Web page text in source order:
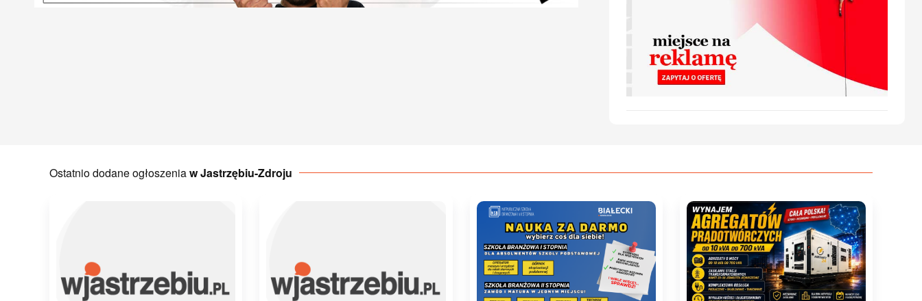
Ostatnio dodane ogłoszeniaw Jastrzębiu-Zdroju